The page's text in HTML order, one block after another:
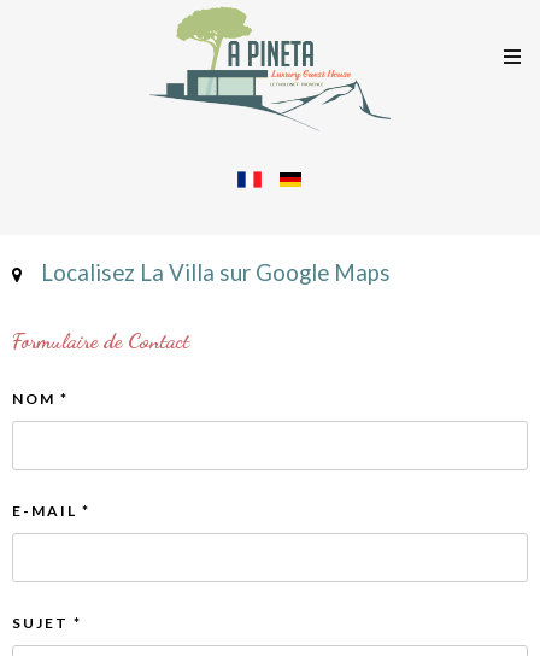
Localisez La Villa sur Google Maps
Formulaire de Contact
NOM *
E-MAIL *
SUJET *